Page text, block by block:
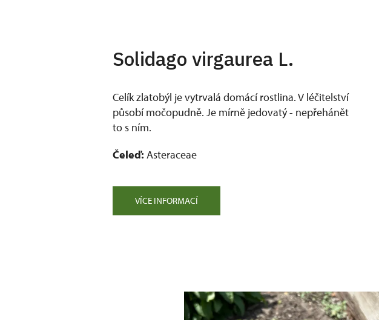
Solidago virgaurea L.
Celík zlatobýl je vytrvalá domácí rostlina. V léčitelství
působí močopudně. Je mírně jedovatý - nepřehánět
to s ním.
Čeleď: Asteraceae
VÍCE INFORMACÍ